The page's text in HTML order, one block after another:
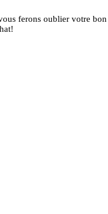
ferons oublier votre